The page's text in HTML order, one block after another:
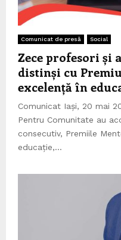
Comunicat de presă Social
Zece profesori și
distinși cu
excelență în
Comunicat Iași, 20 mai
Pentru Comunitate au
consecutiv, Premiile
educație,...